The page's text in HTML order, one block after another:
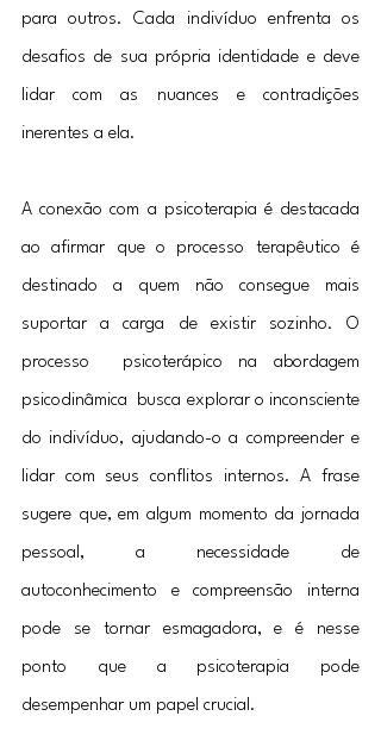
para outros. Cada indivíduo enfrenta os
desafios de sua própria identidade e deve
lidar com as nuances e contradições
inerentes a ela.
A conexão com a psicoterapia é destacada
ao afirmar que o processo terapêutico é
destinado a quem não consegue mais
suportar a carga de existir sozinho. O
processo  psicoterápico na abordagem
psicodinâmica  busca explorar o inconsciente
do indivíduo, ajudando-o a compreender e
lidar com seus conflitos internos. A frase
sugere que, em algum momento da jornada
pessoal, a necessidade de
autoconhecimento e compreensão interna
pode se tornar esmagadora, e é nesse
ponto que a psicoterapia pode
desempenhar um papel crucial.